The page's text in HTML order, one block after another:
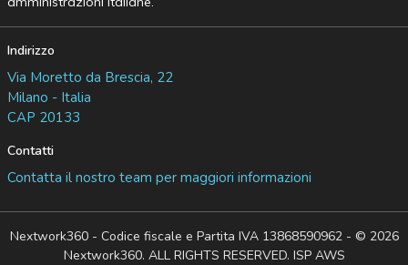
Indirizzo
Via Moretto da Brescia, 22
Milano - Italia
CAP 20133
Contatti
Contatta il nostro team per maggiori informazioni
Nextwork360 - Codice fiscale e Partita IVA 13868590962 - © 2026
Nextwork360. ALL RIGHTS RESERVED. ISP AWS